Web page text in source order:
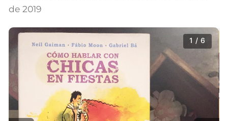
de 2019
1 / 6